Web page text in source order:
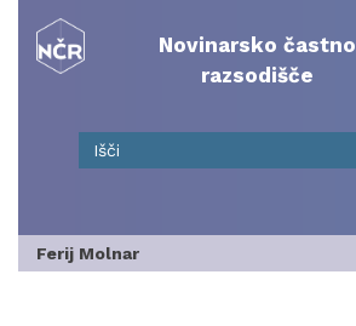
content
Novinarsko častno
razsodišče
Ferij Molnar